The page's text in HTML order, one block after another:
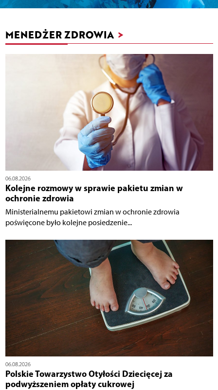
MENEDŻER ZDROWIA >
06.08.2026
Kolejne rozmowy w sprawie pakietu zmian w
ochronie zdrowia
Ministerialnemu pakietowi zmian w ochronie zdrowia
poświęcone było kolejne posiedzenie...
06.08.2026
Polskie Towarzystwo Otyłości Dziecięcej za
podwyższeniem opłaty cukrowej